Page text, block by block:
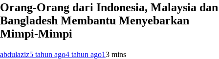
Orang-Orang dari Indonesia, Malaysia dan
Bangladesh Membantu Menyebarkan
Mimpi-Mimpi
abdulaziz5 tahun ago4 tahun ago13 mins